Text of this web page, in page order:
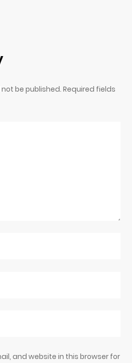
be published. Required fields
and website in this browser for